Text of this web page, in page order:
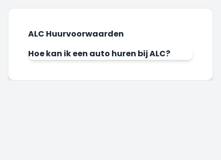
ALC Huurvoorwaarden
Hoe kan ik een auto huren bij ALC?